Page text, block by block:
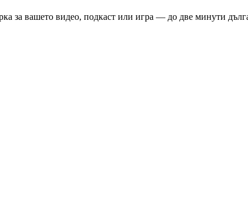
за вашето видео, подкаст или игра — до две минути